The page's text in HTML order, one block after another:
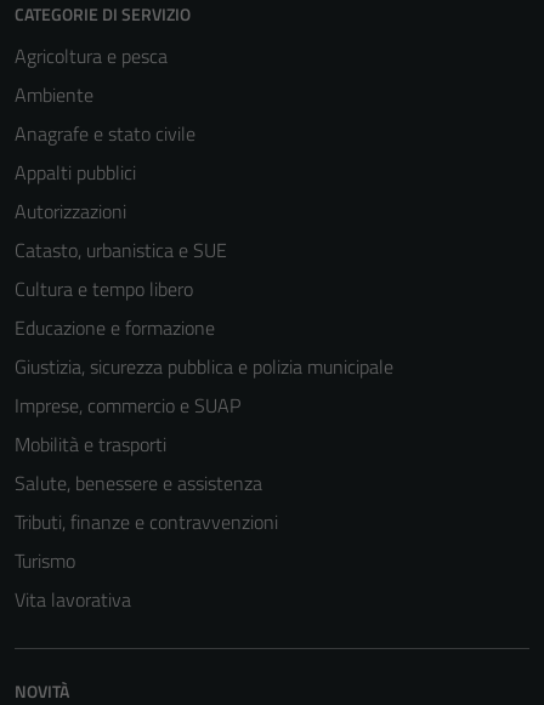
CATEGORIE DI SERVIZIO
Agricoltura e pesca
Ambiente
Anagrafe e stato civile
Appalti pubblici
Autorizzazioni
Catasto, urbanistica e SUE
Cultura e tempo libero
Educazione e formazione
Giustizia, sicurezza pubblica e polizia municipale
Imprese, commercio e SUAP
Mobilità e trasporti
Salute, benessere e assistenza
Tributi, finanze e contravvenzioni
Turismo
Vita lavorativa
NOVITÀ